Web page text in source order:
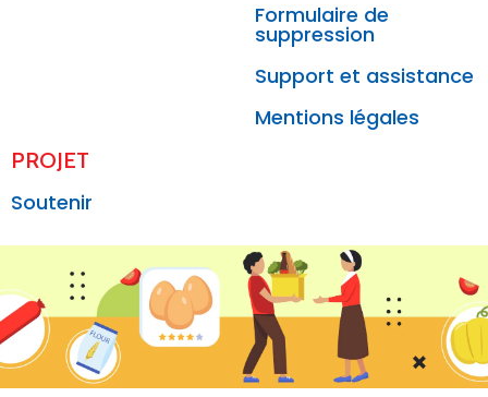
Formulaire de
suppression
Support et assistance
Mentions légales
PROJET
Soutenir